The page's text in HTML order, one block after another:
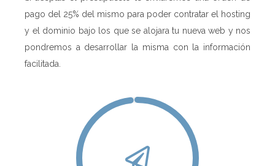
pago del 25% del mismo para poder contratar el hosting
y el dominio bajo los que se alojara tu nueva web y nos
pondremos a desarrollar la misma con la información
facilitada.